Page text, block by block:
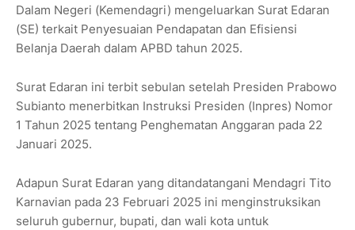
Dalam Negeri (Kemendagri) mengeluarkan Surat Edaran
(SE) terkait Penyesuaian Pendapatan dan Efisiensi
Belanja Daerah dalam APBD tahun 2025.
Surat Edaran ini terbit sebulan setelah Presiden Prabowo
Subianto menerbitkan Instruksi Presiden (Inpres) Nomor
1 Tahun 2025 tentang Penghematan Anggaran pada 22
Januari 2025.
Adapun Surat Edaran yang ditandatangani Mendagri Tito
Karnavian pada 23 Februari 2025 ini menginstruksikan
seluruh gubernur, bupati, dan wali kota untuk